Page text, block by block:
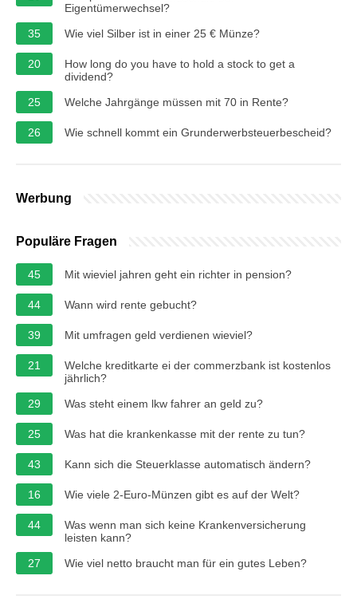
Eigentümerwechsel?
35
Wie viel Silber ist in einer 25 € Münze?
20
How long do you have to hold a stock to get a
dividend?
25
Welche Jahrgänge müssen mit 70 in Rente?
26 Wie schnell kommt ein Grunderwerbsteuerbescheid?
Werbung
Populäre Fragen
45 Mit wieviel jahren geht ein richter in pension?
44 Wann wird rente gebucht?
39 Mit umfragen geld verdienen wieviel?
21
Welche kreditkarte ei der commerzbank ist kostenlos
jährlich?
29
Was steht einem lkw fahrer an geld zu?
25 Was hat die krankenkasse mit der rente zu tun?
43 Kann sich die Steuerklasse automatisch ändern?
16 Wie viele 2-Euro-Münzen gibt es auf der Welt?
44
Was wenn man sich keine Krankenversicherung
leisten kann?
27
Wie viel netto braucht man für ein gutes Leben?